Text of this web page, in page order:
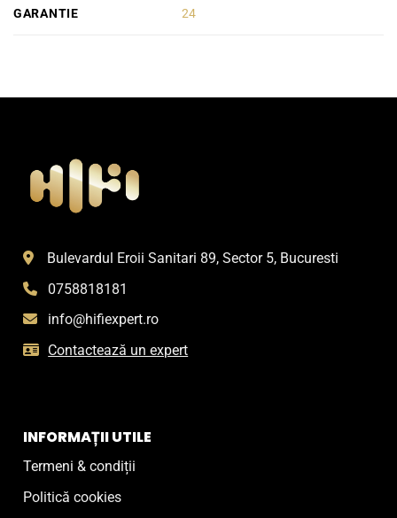
GARANTIE 24
Bulevardul Eroii Sanitari 89, Sector 5, Bucuresti
0758818181
info@hifiexpert.ro
Contactează un expert
INFORMAȚII UTILE
Termeni & condiții
Politică cookies